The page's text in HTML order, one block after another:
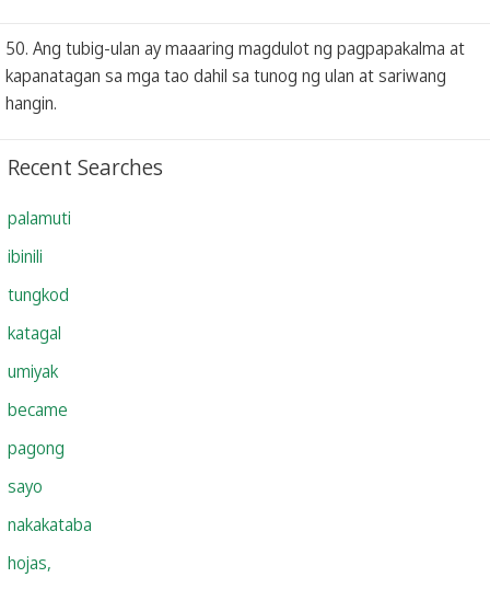
50. Ang tubig-ulan ay maaaring magdulot ng pagpapakalma at
kapanatagan sa mga tao dahil sa tunog ng ulan at sariwang
hangin.
Recent Searches
palamuti
ibinili
tungkod
katagal
umiyak
became
pagong
sayo
nakakataba
hojas,